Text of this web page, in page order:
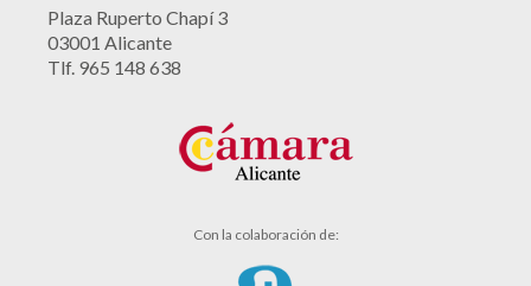
Plaza Ruperto Chapí 3
03001 Alicante
Tlf. 965 148 638
Con la colaboración de: